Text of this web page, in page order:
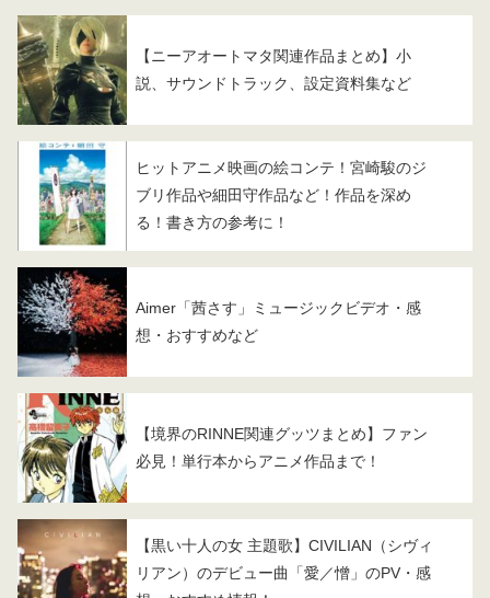
【ニーアオートマタ関連作品まとめ】小
説、サウンドトラック、設定資料集など
ヒットアニメ映画の絵コンテ！宮崎駿のジ
ブリ作品や細田守作品など！作品を深め
る！書き方の参考に！
Aimer「茜さす」ミュージックビデオ・感
想・おすすめなど
【境界のRINNE関連グッツまとめ】ファン
必見！単行本からアニメ作品まで！
【黒い十人の女 主題歌】CIVILIAN（シヴィ
リアン）のデビュー曲「愛／憎」のPV・感